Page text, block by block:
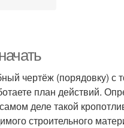
чертёж (порядовку) с
план действий.
деле такой
строительного